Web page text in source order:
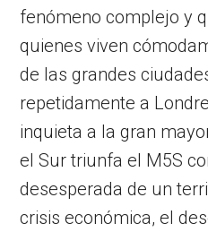
fenómeno complejo y
quienes viven
de las grandes
repetidamente a
inquieta a la gran
el Sur triunfa el M5S
desesperada de un
crisis económica, el